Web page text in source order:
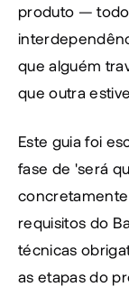
produto —
que alguém
que outra
Este guia foi
fase de 'será
requisitos do
técnicas
as etapas do